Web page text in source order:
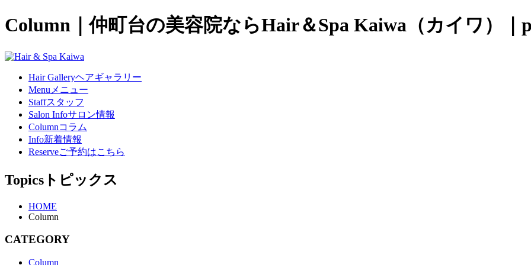
Column｜仲町台の美容院ならHair＆Spa Kaiwa（カイワ）｜
Hair Galleryヘアギャラリー
Menu メニュー
Staffスタッフ
Salon Infoサロン情報
Columnコラム
Info新着情報
Reserveご予約はこちら
Topics トピックス
HOME
Column
CATEGORY
Column